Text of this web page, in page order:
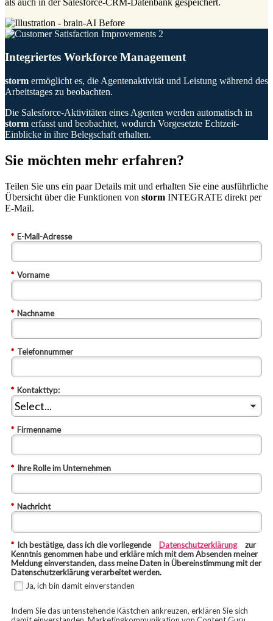
Integriertes Workforce Management
storm ermöglicht es, die Agentenaktivität und Leistung während des
Arbeitstages zu beobachten.
Die Salesforce-Aktivitäten eines Agenten werden automatisch in
storm erfasst und beobachtet, wodurch Vorgesetzte Echtzeit-
Einblicke in ihre Belegschaft erhalten.
Sie möchten mehr erfahren?
Teilen Sie uns ein paar Details mit und erhalten Sie eine ausführliche
Übersicht über die Funktionen von storm INTEGRATE direkt per
E-Mail.
* E-Mail-Adresse
* Vorname
* Nachname
* Telefonnummer
* Kontakttyp:
* Firmenname
* Ihre Rolle im Unternehmen
* Nachricht
* Ich bestätige, dass ich die vorliegende Datenschutzerklärung
zur
Kenntnis genommen habe und erkläre mich mit dem Absenden meiner
Meldung einverstanden, dass meine Daten in Übereinstimmung mit der
Datenschutzerklärung verarbeitet werden.
Ja, ich bin damit einverstanden
Indem Sie das untenstehende Kästchen ankreuzen, erklären Sie sich